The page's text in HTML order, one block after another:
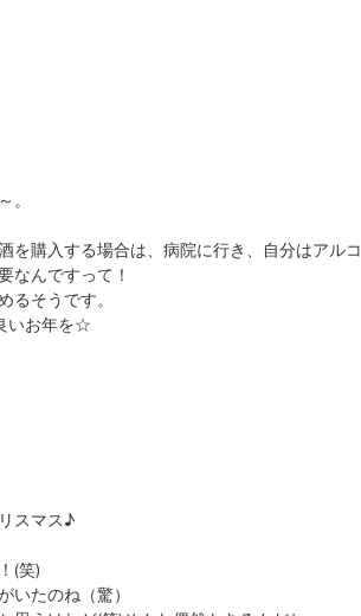
。
を購入する場合は、病院に行き、自分はアルコ
なんですって！
るそうです。
いお年を☆
スマス♪
(笑)
いたのね（驚）